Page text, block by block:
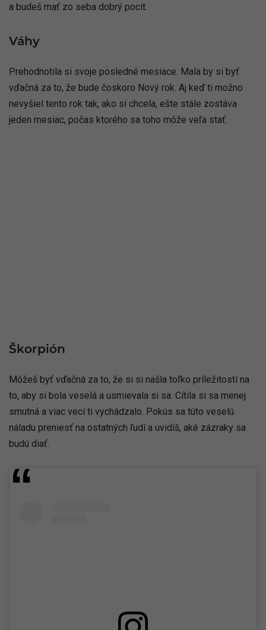
a budeš mať zo seba dobrý pocit.
Váhy
Prehodnotila si svoje posledné mesiace. Mala by si byť
vďačná za to, že bude čoskoro Nový rok. Aj keď ti možno
nevyšiel tento rok tak, ako si chcela, ešte stále zostáva
jeden mesiac, počas ktorého sa toho môže veľa stať.
Škorpión
Môžeš byť vďačná za to, že si si našla toľko príležitostí na
to, aby si bola veselá a usmievala si sa. Cítila si sa menej
smutná a viac vecí ti vychádzalo. Pokús sa túto veselú
náladu preniesť na ostatných ľudí a uvidíš, aké zázraky sa
budú diať.